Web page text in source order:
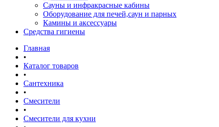
Сауны и инфракрасные кабины
Оборудование для печей,саун и парных
Камины и аксессуары
Средства гигиены
Главная
•
Каталог товаров
•
Сантехника
•
Смесители
•
Смесители для кухни